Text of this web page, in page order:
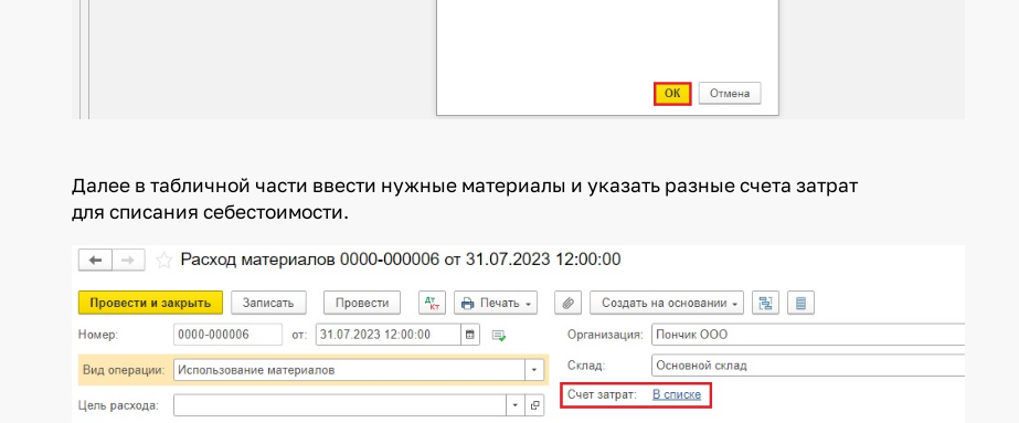
Далее в табличной части ввести нужные материалы и указать разные счета затрат
для списания себестоимости.